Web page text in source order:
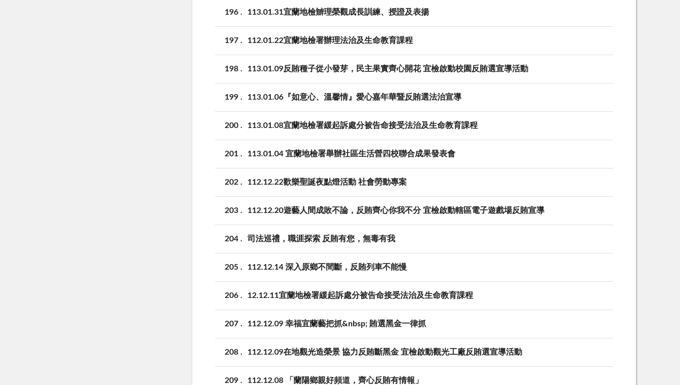
196 113.01.31宜蘭地檢辧理榮觀成長訓練、授證及表揚
197 112.01.22宜蘭地檢署辦理法治及生命教育課程
198 113.01.09反賄種子從小發芽，民主果實齊心開花 宜檢啟動校園反賄選宣導活動
199 113.01.06『如意心、溫馨情』愛心嘉年華暨反賄選法治宣導
200 113.01.08宜蘭地檢署緩起訴處分被告命接受法治及生命教育課程
201 113.01.04 宜蘭地檢署舉辦社區生活營四校聯合成果發表會
202 112.12.22歡樂聖誕夜點燈活動 社會勞動專案
203 112.12.20遊藝人間成敗不論，反賄齊心你我不分 宜檢啟動轄區電子遊戲場反賄宣導
204 司法巡禮，職涯探索 反賄有您，無毒有我
205 112.12.14 深入原鄉不間斷，反賄列車不能慢
206 12.12.11宜蘭地檢署緩起訴處分被告命接受法治及生命教育課程
207 112.12.09 幸福宜蘭藝把抓&nbsp; 賄選黑金一律抓
208 112.12.09在地觀光造榮景 協力反賄斷黑金 宜檢啟動觀光工廠反賄選宣導活動
209 112.12.08 「蘭陽鄉親好頻道，齊心反賄有情報」